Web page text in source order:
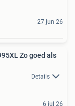
27 jun 26
Zo goed als
Details
6 jul 26